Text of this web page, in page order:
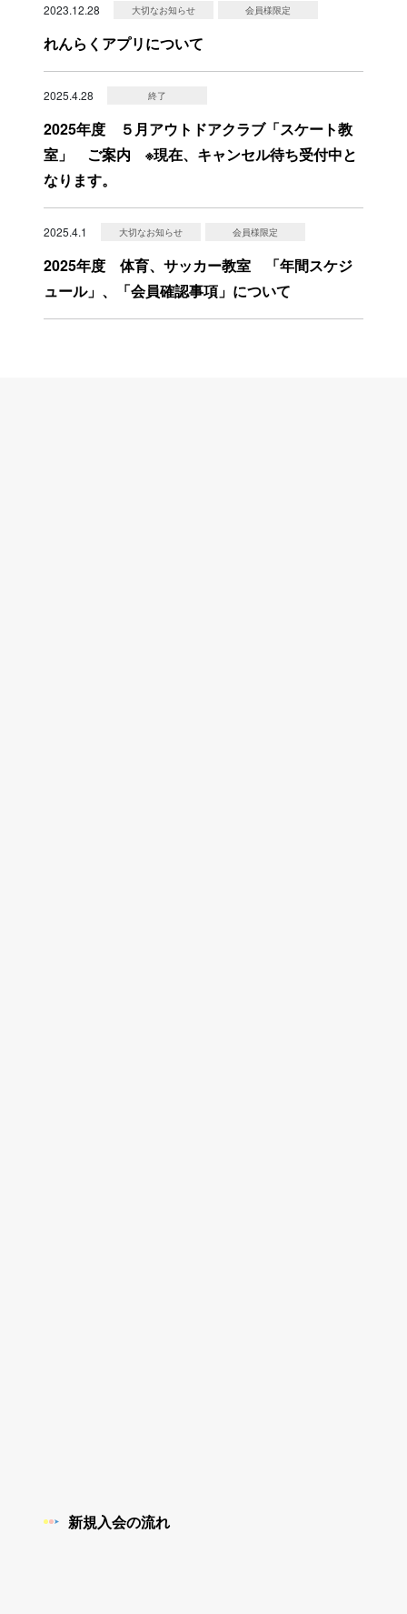
2023.12.28 大切なお知らせ 会員様限定
れんらくアプリについて
2025.4.28 終了
2025年度 ５月アウトドアクラブ「スケート教
室」 ご案内 ※現在、キャンセル待ち受付中と
なります。
2025.4.1 大切なお知らせ 会員様限定
2025年度 体育、サッカー教室 「年間スケジ
ュール」、「会員確認事項」について
新規入会の流れ